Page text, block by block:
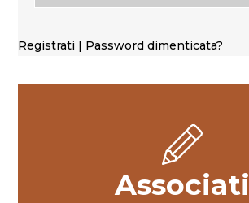
Registrati | Password dimenticata?
Associati